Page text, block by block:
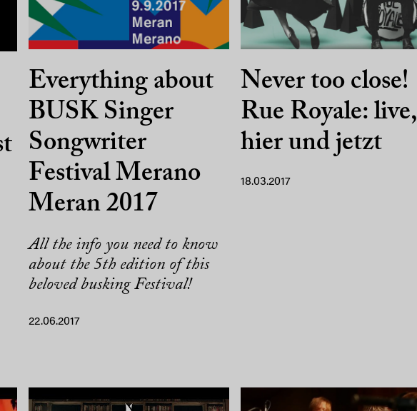
Everything about
BUSK Singer
Songwriter
Festival Merano
Meran 2017
All the info you need to know
about the 5th edition of this
beloved busking Festival!
22.06.2017
Never too close!
Rue Royale: live,
hier und jetzt
18.03.2017